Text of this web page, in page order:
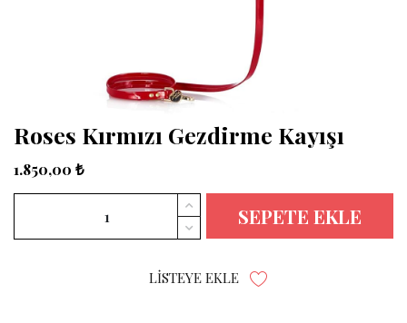
Roses Kırmızı Gezdirme Kayışı
1.850,00 ₺
SEPETE EKLE
LISTEYE EKLE